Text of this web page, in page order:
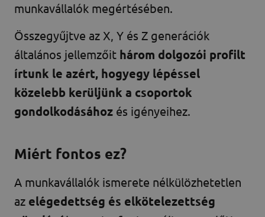
munkavállalók megértésében.
Összegyűjtve az X, Y és Z generációk
általános jellemzőit három dolgozói profilt
írtunk le azért, hogyegy lépéssel
közelebb kerüljünk a csoportok
gondolkodásához és igényeihez.
Miért fontos ez?
A munkavállalók ismerete nélkülözhetetlen
az elégedettség és elkötelezettség